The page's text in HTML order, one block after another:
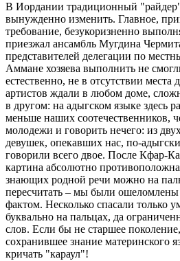
В Иордании традиционный
вынужденно изменить. Главное,
требование, безукоризненно
приезжал ансамбль Мугдина
представителей делегации по
Аммане хозяева выполнить не
естественно, не в отсутствии
артистов ждали в любом доме,
в другом: на адыгском языке здесь
меньше наших соотечественников,
молодежи и говорить нечего: из
девушек, опекавших нас, по-
говорили всего двое. После Кфар-
картина абсолютно
знающих родной речи можно на
пересчитать – мы были
фактом. Несколько спасали только
буквально на пальцах, да
слов. Если бы не старшее
сохранившее знание материнского
кричать "караул"!